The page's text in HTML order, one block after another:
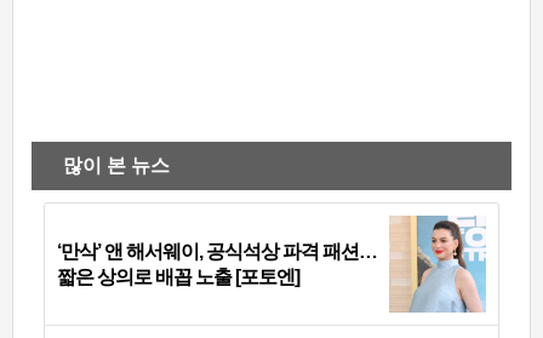
많이 본 뉴스
‘만삭’ 앤 해서웨이, 공식석상 파격 패션…
짧은 상의로 배꼽 노출 [포토엔]